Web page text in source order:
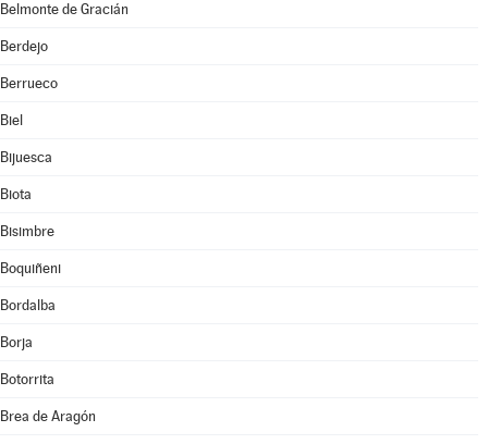
Belmonte de Gracián
Berdejo
Berrueco
Biel
Bijuesca
Biota
Bisimbre
Boquiñeni
Bordalba
Borja
Botorrita
Brea de Aragón